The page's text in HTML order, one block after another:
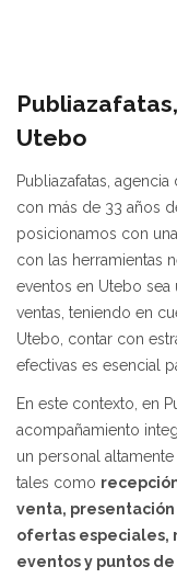
Utebo
Publiazafatas,
con más de 33 años
posicionamos con
con las herramientas
eventos en Utebo sea
ventas, teniendo en
Utebo, contar con
efectivas es esencial
En este contexto, en
acompañamiento
un personal
tales como
venta,
ofertas especiales,
eventos y puntos